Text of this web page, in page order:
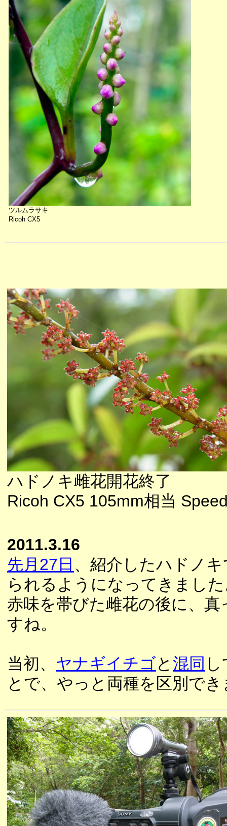
ツルムラサキ
Ricoh CX5
ハドノキ雌花開花終了
Ricoh CX5 105mm相当
2011.3.16
先月27日 、紹介したハドノ
られるようになってきまし
赤味を帯びた雌花の後に、
すね。
当初、 ヤナギイチゴと 混同
とで、やっと両種を区別で